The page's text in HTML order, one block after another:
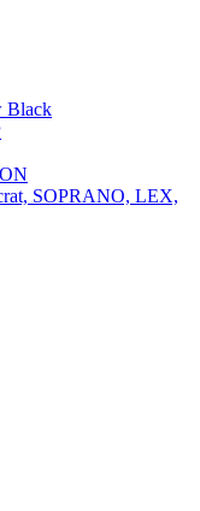
Black
SOPRANO, LEX,